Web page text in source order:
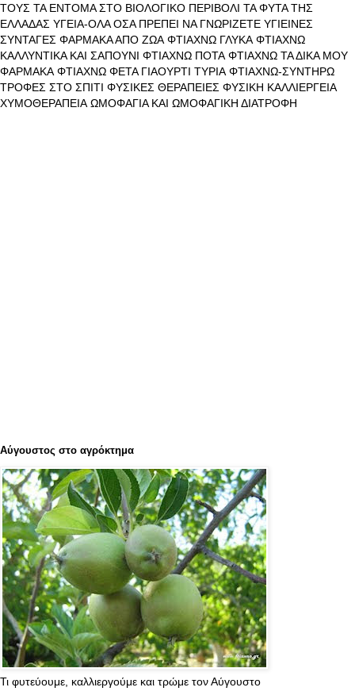
ΤΟΥΣ ΤΑ ΕΝΤΟΜΑ ΣΤΟ ΒΙΟΛΟΓΙΚΟ ΠΕΡΙΒΟΛΙ ΤΑ ΦΥΤΑ ΤΗΣ
ΕΛΛΑΔΑΣ ΥΓΕΙΑ-ΟΛΑ ΟΣΑ ΠΡΕΠΕΙ ΝΑ ΓΝΩΡΙΖΕΤΕ ΥΓΙΕΙΝΕΣ
ΣΥΝΤΑΓΕΣ ΦΑΡΜΑΚΑ ΑΠΟ ΖΩΑ ΦΤΙΑΧΝΩ ΓΛΥΚΑ ΦΤΙΑΧΝΩ
ΚΑΛΛΥΝΤΙΚΑ ΚΑΙ ΣΑΠΟΥΝΙ ΦΤΙΑΧΝΩ ΠΟΤΑ ΦΤΙΑΧΝΩ ΤΑ ΔΙΚΑ ΜΟΥ
ΦΑΡΜΑΚΑ ΦΤΙΑΧΝΩ ΦΕΤΑ ΓΙΑΟΥΡΤΙ ΤΥΡΙΑ ΦΤΙΑΧΝΩ-ΣΥΝΤΗΡΩ
ΤΡΟΦΕΣ ΣΤΟ ΣΠΙΤΙ ΦΥΣΙΚΕΣ ΘΕΡΑΠΕΙΕΣ ΦΥΣΙΚΗ ΚΑΛΛΙΕΡΓΕΙΑ
ΧΥΜΟΘΕΡΑΠΕΙΑ ΩΜΟΦΑΓΙΑ ΚΑΙ ΩΜΟΦΑΓΙΚΗ ΔΙΑΤΡΟΦΗ
Αύγουστος στο αγρόκτημα
Τι φυτεύουμε, καλλιεργούμε και τρώμε τον Αύγουστο